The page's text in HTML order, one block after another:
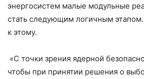
энергосистем малые модульные
стать следующим логичным
к этому.
«С точки зрения ядерной
чтобы при принятии решения о